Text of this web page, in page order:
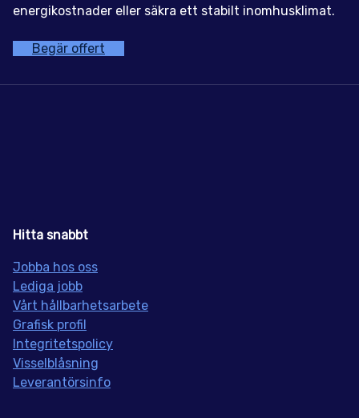
energikostnader eller säkra ett stabilt inomhusklimat.
Begär offert
Hitta snabbt
Jobba hos oss
Lediga jobb
Vårt hållbarhetsarbete
Grafisk profil
Integritetspolicy
Visselblåsning
Leverantörsinfo